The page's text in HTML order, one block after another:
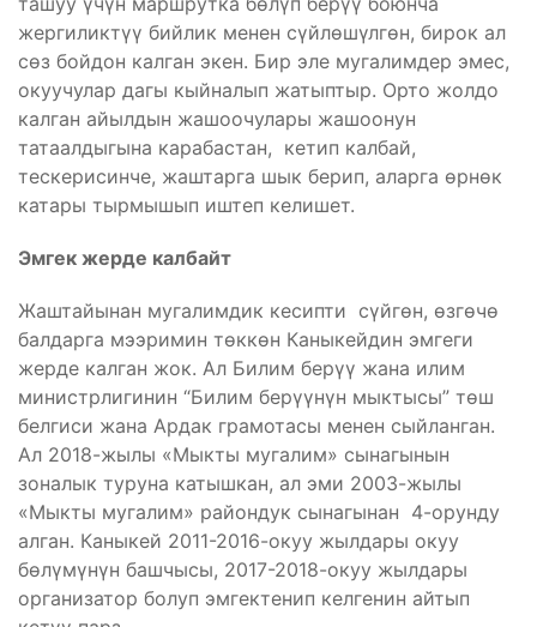
жергиликтүү бийлик менен сүйлөшүлгөн, бирок ал
сөз бойдон калган экен. Бир эле мугалимдер эмес,
окуучулар дагы кыйналып жатыптыр. Орто жолдо
калган айылдын жашоочулары жашоонун
татаалдыгына карабастан, кетип калбай,
тескерисинче, жаштарга шык берип, аларга өрнөк
катары тырмышып иштеп келишет.
Эмгек жерде калбайт
Жаштайынан мугалимдик кесипти сүйгөн, өзгөчө
балдарга мээримин төккөн Каныкейдин эмгеги
жерде калган жок. Ал Билим берүү жана илим
министрлигинин “Билим берүүнүн мыктысы” төш
белгиси жана Ардак грамотасы менен сыйланган.
Ал 2018-жылы «Мыкты мугалим» сынагынын
зоналык туруна катышкан, ал эми 2003-жылы
«Мыкты мугалим» райондук сынагынан 4-орунду
алган. Каныкей 2011-2016-окуу жылдары окуу
бөлүмүнүн башчысы, 2017-2018-окуу жылдары
организатор болуп эмгектенип келгенин айтып